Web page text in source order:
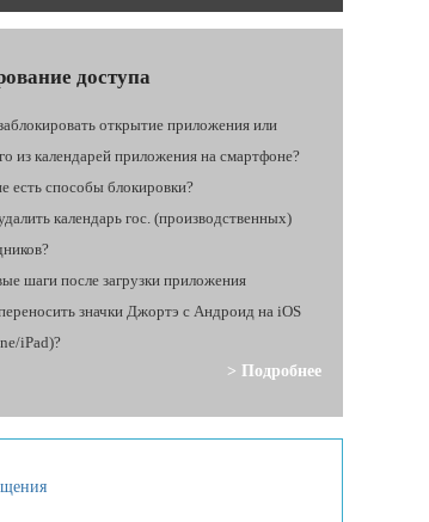
доступа
открытие приложения или
из календарей приложения на смартфоне?
есть способы блокировки?
календарь гос. (производственных)
шаги после загрузки приложения
значки Джортэ с Андроид на iOS
iPad)?
> Подробнее